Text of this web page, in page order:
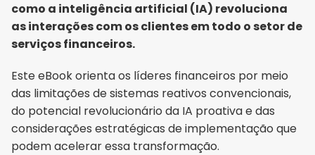
como a inteligência artificial (IA) revoluciona
as interações com os clientes em todo o setor de
serviços financeiros.
Este eBook orienta os líderes financeiros por meio
das limitações de sistemas reativos convencionais,
do potencial revolucionário da IA proativa e das
considerações estratégicas de implementação que
podem acelerar essa transformação.